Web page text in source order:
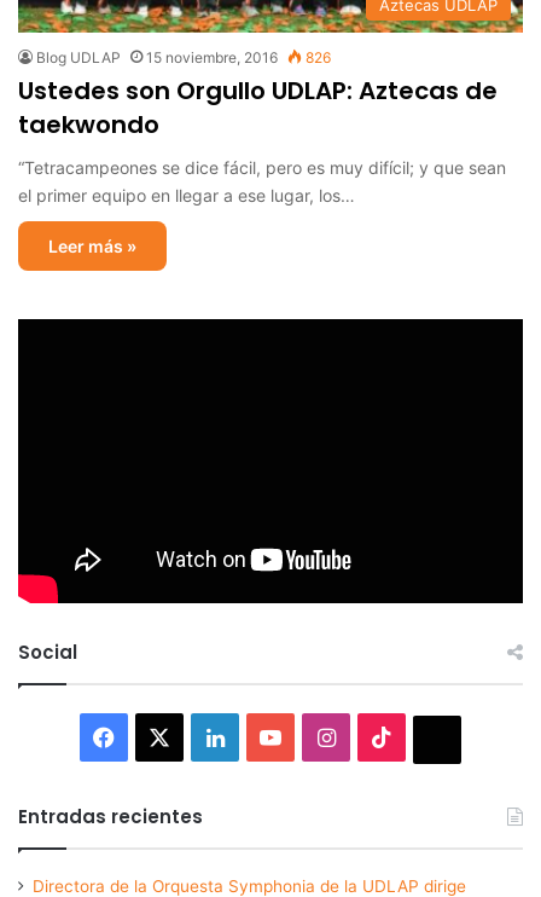
Aztecas UDLAP
Blog UDLAP 15 noviembre, 2016 826
Ustedes son Orgullo UDLAP: Aztecas de
taekwondo
“Tetracampeones se dice fácil, pero es muy difícil; y que sean
el primer equipo en llegar a ese lugar, los…
Leer más »
Social
Facebook LinkedInYouTubeInstagram
Entradas recientes
Directora de la Orquesta Symphonia de la UDLAP dirige